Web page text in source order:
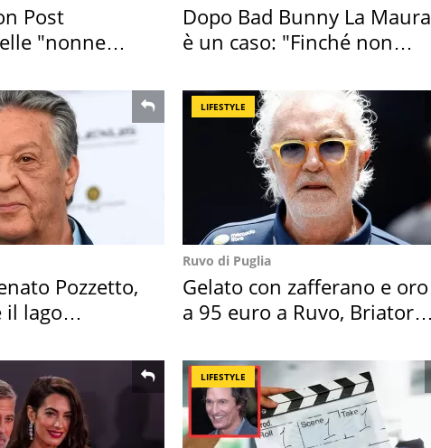
Post
"nonne
Dopo Bad Bunny La Maura
è un caso: "Finché non
Pozzetto,
il lago
LIFESTYLE
Ruvo di Puglia
Gelato con zafferano e oro
a 95 euro a Ruvo, Briatore
LIFESTYLE